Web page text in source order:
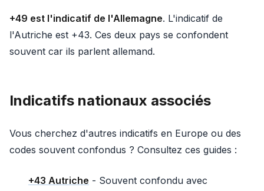
+49 est l'indicatif de l'Allemagne. L'indicatif de
l'Autriche est +43. Ces deux pays se confondent
souvent car ils parlent allemand.
Indicatifs nationaux associés
Vous cherchez d'autres indicatifs en Europe ou des
codes souvent confondus ? Consultez ces guides :
+43 Autriche - Souvent confondu avec